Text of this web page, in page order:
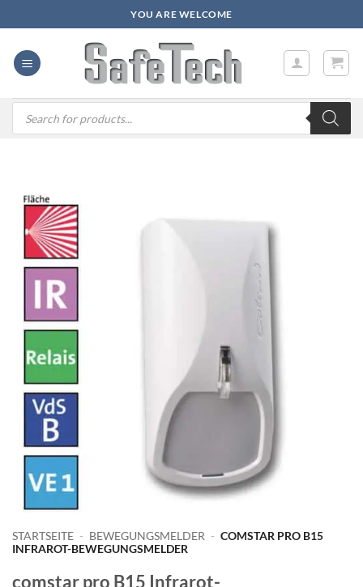
Inhalt
springen
YOU ARE WELCOME
Products
search
STARTSEITE - BEWEGUNGSMELDER - COMSTAR PRO B15
INFRAROT-BEWEGUNGSMELDER
comstar pro B15 Infrarot-